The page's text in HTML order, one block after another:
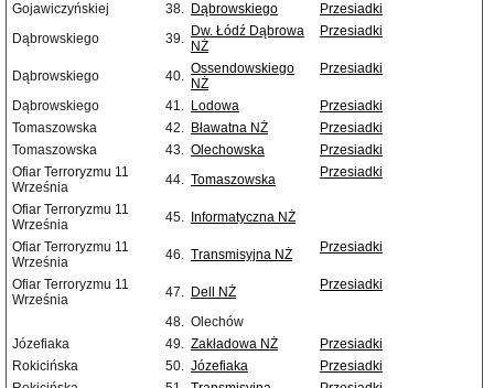
Gojawiczyńskiej
38. Dąbrowskiego
Przesiadki
Dąbrowskiego
39. Dw. Łódź Dąbrowa
NŻ
Przesiadki
Dąbrowskiego 40. Ossendowskiego
NŻ
Przesiadki
Dąbrowskiego 41. Lodowa
Przesiadki
Tomaszowska
42. Bławatna NŻ
Przesiadki
Tomaszowska
43. Olechowska
Przesiadki
Ofiar Terroryzmu 11
Września
44. Tomaszowska Przesiadki
Ofiar Terroryzmu 11
Września
45.
Informatyczna NŻ
Ofiar Terroryzmu 11
Września
46. Transmisyjna NŻ Przesiadki
Ofiar Terroryzmu 11
Września
47. Dell NŻ Przesiadki
48. Olechów
Józefiaka
49. Zakładowa NŻ
Przesiadki
Rokicińska
50. Józefiaka
Przesiadki